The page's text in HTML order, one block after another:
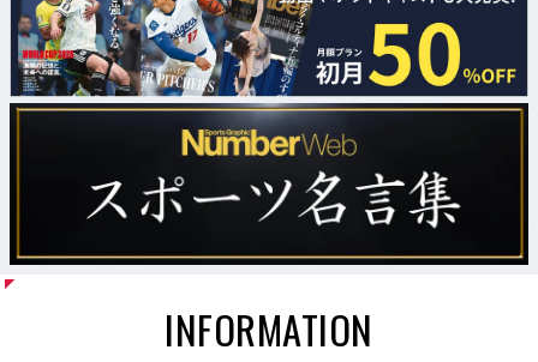
INFORMATION